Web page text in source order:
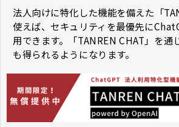
法人向けに特化した機能を備えた「
使えば、セキュリティを最優先に
用できます。「TANREN CHAT」を通
も得られるようになります。